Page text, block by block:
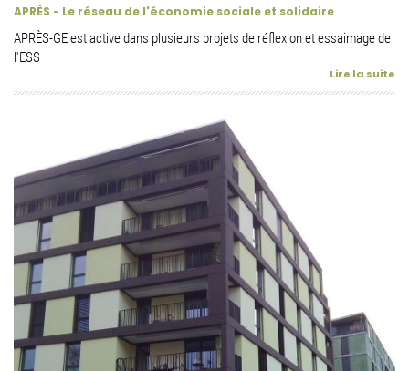
APRÈS - Le réseau de l'économie sociale et solidaire
APRÈS-GE est active dans plusieurs projets de réflexion et essaimage de
l'ESS
Lire la suite